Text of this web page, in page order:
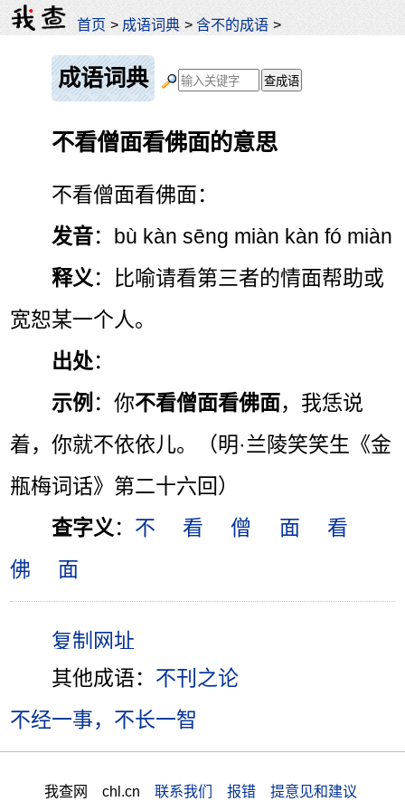
首页 > 成语词典 >含不的成语 >
成语词典
不看僧面看佛面的意思
不看僧面看佛面：
发音：bù kàn sēng miàn kàn fó miàn
释义 ：比喻请看第三者的情面帮助或
宽恕某一个人。
出处：
示例 ：你不看僧面看佛面，我恁说
着，你就不依依儿。（明·兰陵笑笑生《金
瓶梅词话》第二十六回）
查字义 ： 不 看 僧 面
看
佛
面
其他成语： 不刊之论
不经一事，不长一智
我查网 chl.cn 联系我们 报错 提意见和建议